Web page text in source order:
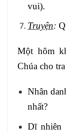
vui).
Truyện:
Một hôm
Chúa cho
Nhân
nhất?
Dĩ nhiên